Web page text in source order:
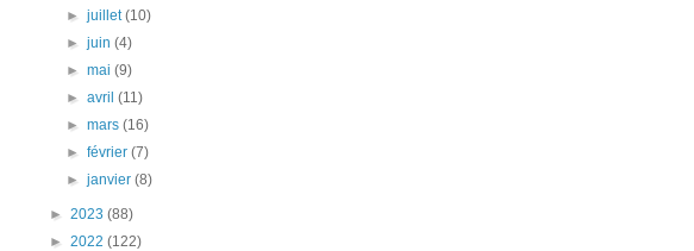
►juillet(10)
►juin(4)
►mai(9)
►avril(11)
►mars(16)
►février(7)
►janvier(8)
► 2023 (88)
► 2022 (122)